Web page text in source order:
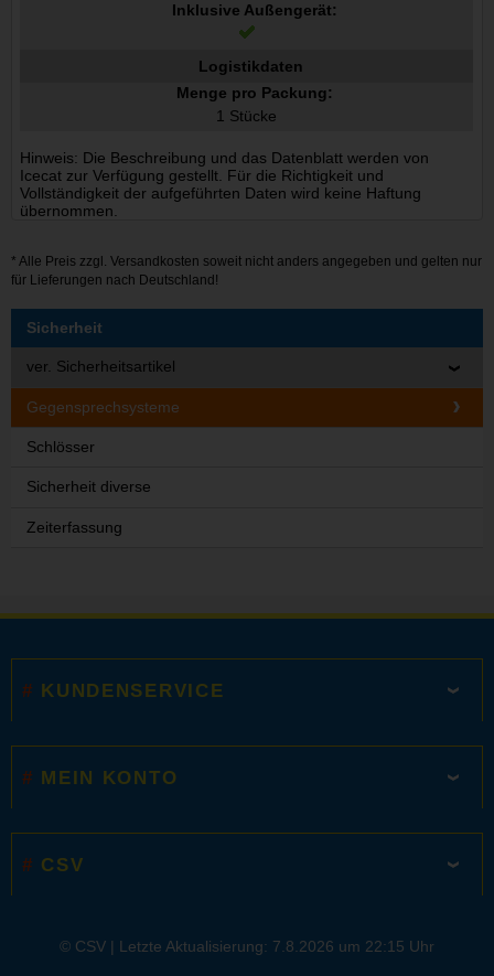
Inklusive Außengerät:
Logistikdaten
Menge pro Packung:
1 Stücke
Hinweis: Die Beschreibung und das Datenblatt werden von
Icecat zur Verfügung gestellt. Für die Richtigkeit und
Vollständigkeit der aufgeführten Daten wird keine Haftung
übernommen.
* Alle Preis zzgl. Versandkosten soweit nicht anders angegeben und gelten nur
für Lieferungen nach Deutschland!
Sicherheit
ver. Sicherheitsartikel
Gegensprechsysteme
Schlösser
Sicherheit diverse
Zeiterfassung
KUNDENSERVICE
MEIN KONTO
CSV
© CSV | Letzte Aktualisierung: 7.8.2026 um 22:15 Uhr